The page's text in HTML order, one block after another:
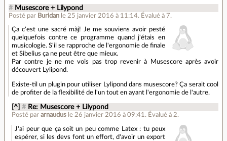
# Musescore + Lilypond
Posté par Buridan le 25 janvier 2016 à 11:14. Évalué à 7.
Ça c'est une sacré màj! Je me souviens avoir pesté
quelquefois contre ce programme quand j'étais en
musicologie. S'il se rapproche de l'ergonomie de finale
et Sibelius ça ne peut être que mieux.
Par contre je ne me vois pas trop revenir à Musescore après avoir
découvert Lylipond.
Existe-til un plugin pour utiliser Lylipond dans musescore? Ça serait cool
de profiter de la flexibilité de l'un tout en ayant l'ergonomie de l'autre.
[^] # Re: Musescore + Lilypond
Posté pararnaudus le 26 janvier 2016 à 09:41 . Évalué à 2.
J'ai peur que ça soit un peu comme Latex : tu peux
espérer, si les devs font un effort, d'avoir un export